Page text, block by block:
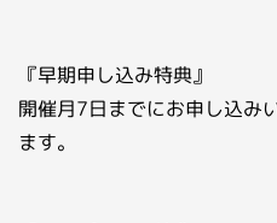
『早期申し込み特典』
開催月7日までにお申し込み
ます。